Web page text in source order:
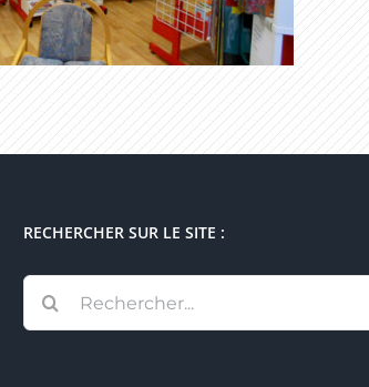
RECHERCHER SUR LE SITE :